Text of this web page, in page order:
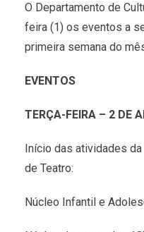
O Departamento de
feira (1) os eventos a
primeira semana do
EVENTOS
TERÇA-FEIRA – 2 DE
Início das atividades
de Teatro:
Núcleo Infantil e